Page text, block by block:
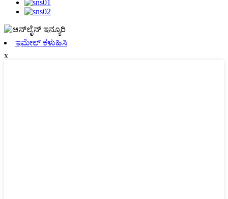
ಇಮೇಲ್ ಕಳುಹಿಸಿ
x